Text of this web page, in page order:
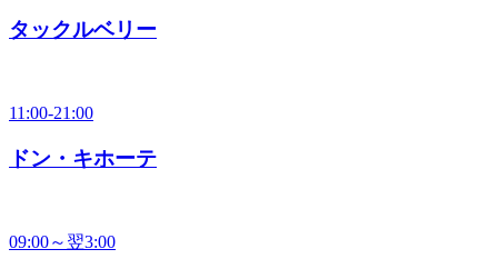
タックルベリー
11:00-21:00
ドン・キホーテ
09:00～翌3:00